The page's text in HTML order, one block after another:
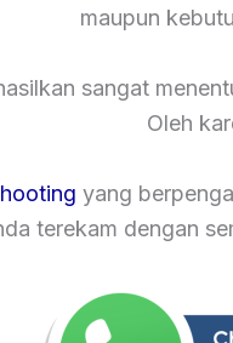
maupun
sangat
Oleh
yang
terekam dengan